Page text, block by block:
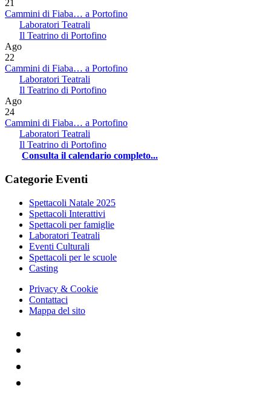
21
Cammini di Fiaba… a Portofino
Laboratori Teatrali
Il Teatrino di Portofino
Ago
22
Cammini di Fiaba… a Portofino
Laboratori Teatrali
Il Teatrino di Portofino
Ago
24
Cammini di Fiaba… a Portofino
Laboratori Teatrali
Il Teatrino di Portofino
Consulta il calendario completo...
Categorie Eventi
Spettacoli Natale 2025
Spettacoli Interattivi
Spettacoli per famiglie
Laboratori Teatrali
Eventi Culturali
Spettacoli per le scuole
Casting
Privacy & Cookie
Contattaci
Mappa del sito